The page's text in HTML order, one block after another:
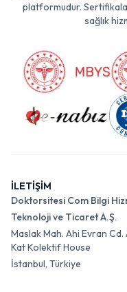
platformudur.
sağlık
İLETİŞİM
Doktorsitesi Com Bilgi
Teknoloji ve Ticaret A.Ş.
Maslak Mah. Ahi Evran
Kat Kolektif House
İstanbul, Türkiye